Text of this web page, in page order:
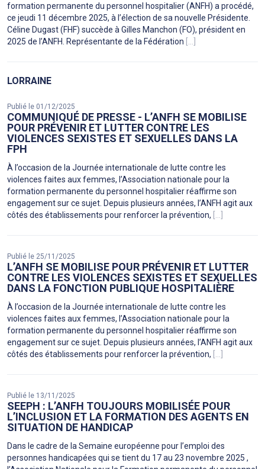
formation permanente du personnel hospitalier (ANFH) a procédé,
ce jeudi 11 décembre 2025, à l’élection de sa nouvelle Présidente.
Céline Dugast (FHF) succède à Gilles Manchon (FO), président en
2025 de l’ANFH. Représentante de la Fédération [...]
LORRAINE
Publié le 01/12/2025
COMMUNIQUÉ DE PRESSE - L’ANFH SE MOBILISE
POUR PRÉVENIR ET LUTTER CONTRE LES
VIOLENCES SEXISTES ET SEXUELLES DANS LA
FPH
À l’occasion de la Journée internationale de lutte contre les
violences faites aux femmes, l’Association nationale pour la
formation permanente du personnel hospitalier réaffirme son
engagement sur ce sujet. Depuis plusieurs années, l’ANFH agit aux
côtés des établissements pour renforcer la prévention, [...]
Publié le 25/11/2025
L’ANFH SE MOBILISE POUR PRÉVENIR ET LUTTER
CONTRE LES VIOLENCES SEXISTES ET SEXUELLES
DANS LA FONCTION PUBLIQUE HOSPITALIÈRE
À l’occasion de la Journée internationale de lutte contre les
violences faites aux femmes, l’Association nationale pour la
formation permanente du personnel hospitalier réaffirme son
engagement sur ce sujet. Depuis plusieurs années, l’ANFH agit aux
côtés des établissements pour renforcer la prévention, [...]
Publié le 13/11/2025
SEEPH : L’ANFH TOUJOURS MOBILISÉE POUR
L’INCLUSION ET LA FORMATION DES AGENTS EN
SITUATION DE HANDICAP
Dans le cadre de la Semaine européenne pour l’emploi des
personnes handicapées qui se tient du 17 au 23 novembre 2025 ,